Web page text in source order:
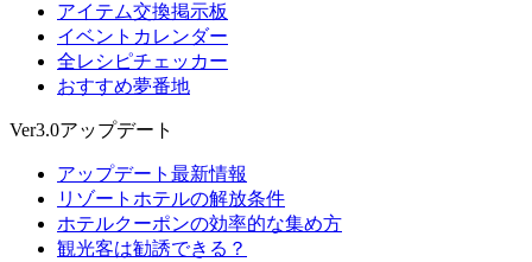
アイテム交換掲示板
イベントカレンダー
全レシピチェッカー
おすすめ夢番地
Ver3.0アップデート
アップデート最新情報
リゾートホテルの解放条件
ホテルクーポンの効率的な集め方
観光客は勧誘できる？